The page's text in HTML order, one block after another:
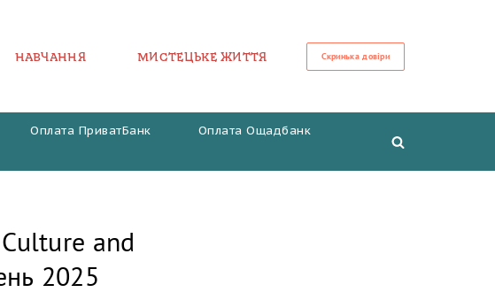
НАВЧАННЯ МИСТЕЦЬКЕ ЖИТТЯ Скринька довіри
Оплата ПриватБанк
Оплата Ощадбанк
and
2025